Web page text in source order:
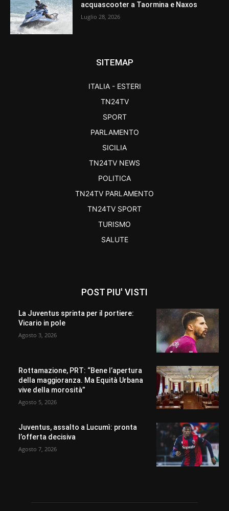
acquascooter a Taormina e Naxos
Luglio 28, 2026
SITEMAP
ITALIA - ESTERI
TN24TV
SPORT
PARLAMENTO
SICILIA
TN24TV NEWS
POLITICA
TN24TV PARLAMENTO
TN24TV SPORT
TURISMO
SALUTE
POST PIU' VISTI
La Juventus sprinta per il portiere:
Vicario in pole
Agosto 3, 2026
Rottamazione, PRT: “Bene l’apertura
della maggioranza. Ma Equità Urbana
vive della morosità”
Agosto 5, 2026
Juventus, assalto a Lucumì: pronta
l’offerta decisiva
Agosto 7, 2026